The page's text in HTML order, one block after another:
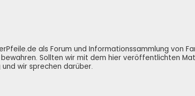
als Forum und Informationssammlung von
Sollten wir mit dem hier veröffentlichten
wir sprechen darüber.